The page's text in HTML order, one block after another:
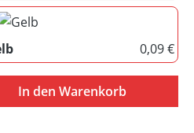
Blau
(Diese Option ist zurzeit nicht
0,09 €
Gelb
den gewünschten
In den Warenkorb